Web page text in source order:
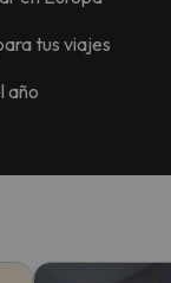
tus viajes
año